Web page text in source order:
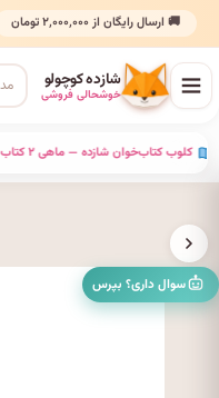
🚚 ارسال رایگان از ۲٬۰۰۰٬۰۰۰ تومان
شازده کوچولو
خوشحالی فروشی
کلوب کتاب‌خوان شازده — ماهی ۲ کتاب با ۳۵٪ تخفیف •
سوال داری؟ بپرس